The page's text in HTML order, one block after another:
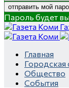
Пароль будет
Главная
Городская
Общество
События